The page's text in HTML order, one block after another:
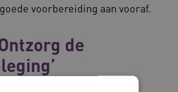
voorbereiding aan vooraf.
de